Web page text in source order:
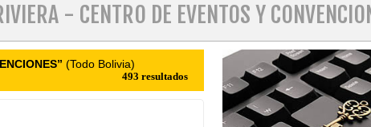
- CENTRO DE EVENTOS Y
(Todo Bolivia)
493 resultados